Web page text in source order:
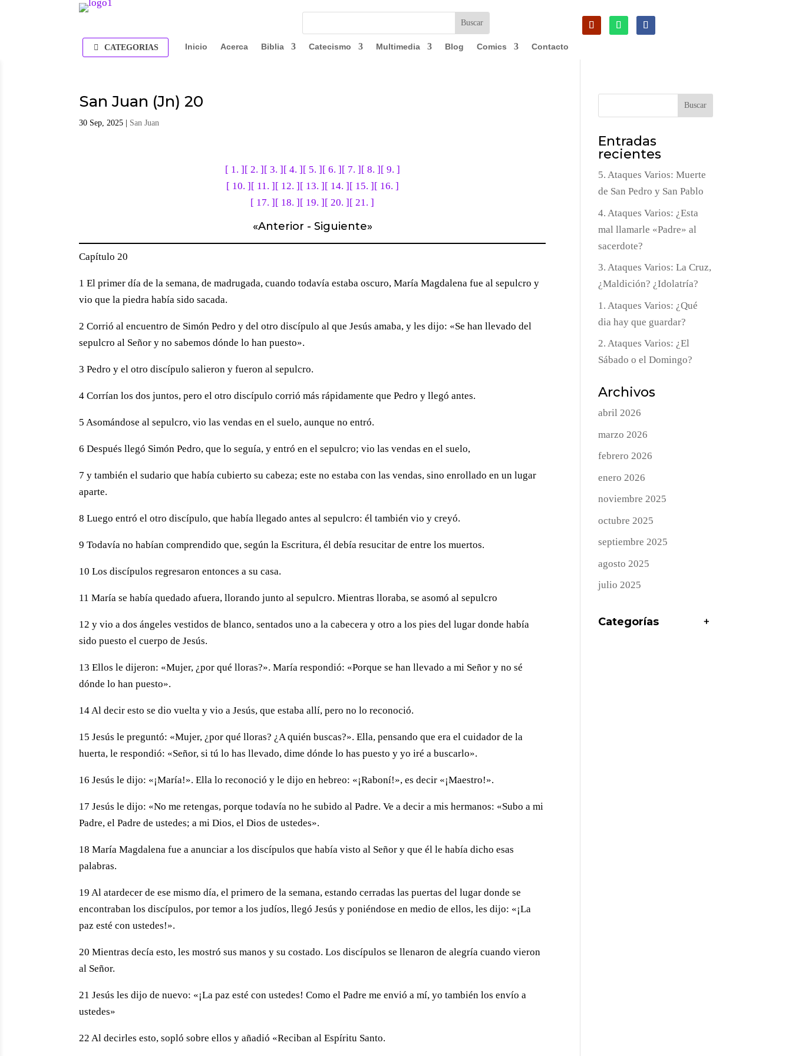
CATEGORIAS Inicio Acerca Biblia Catecismo Multimedia Blog Comics Contacto
San Juan (Jn) 20
30 Sep, 2025 San Juan
[ 1. ] [ 2. ] [ 3. ] [ 4. ] [ 5. ] [ 6. ] [ 7. ] [ 8. ] [ 9. ]
[ 10. ] [ 11. ] [ 12. ] [ 13. ] [ 14. ] [ 15. ] [ 16. ]
[ 17. ] [ 18. ] [ 19. ] [ 20. ] [ 21. ]
«Anterior - Siguiente»
Capítulo 20
1 El primer día de la semana, de madrugada, cuando todavía estaba oscuro, María Magdalena fue al sepulcro y
vio que la piedra había sido sacada.
2 Corrió al encuentro de Simón Pedro y del otro discípulo al que Jesús amaba, y les dijo: «Se han llevado del
sepulcro al Señor y no sabemos dónde lo han puesto».
3 Pedro y el otro discípulo salieron y fueron al sepulcro.
4 Corrían los dos juntos, pero el otro discípulo corrió más rápidamente que Pedro y llegó antes.
5 Asomándose al sepulcro, vio las vendas en el suelo, aunque no entró.
6 Después llegó Simón Pedro, que lo seguía, y entró en el sepulcro; vio las vendas en el suelo,
7 y también el sudario que había cubierto su cabeza; este no estaba con las vendas, sino enrollado en un lugar
aparte.
8 Luego entró el otro discípulo, que había llegado antes al sepulcro: él también vio y creyó.
9 Todavía no habían comprendido que, según la Escritura, él debía resucitar de entre los muertos.
10 Los discípulos regresaron entonces a su casa.
11 María se había quedado afuera, llorando junto al sepulcro. Mientras lloraba, se asomó al sepulcro
12 y vio a dos ángeles vestidos de blanco, sentados uno a la cabecera y otro a los pies del lugar donde había
sido puesto el cuerpo de Jesús.
13 Ellos le dijeron: «Mujer, ¿por qué lloras?». María respondió: «Porque se han llevado a mi Señor y no sé
dónde lo han puesto».
14 Al decir esto se dio vuelta y vio a Jesús, que estaba allí, pero no lo reconoció.
15 Jesús le preguntó: «Mujer, ¿por qué lloras? ¿A quién buscas?». Ella, pensando que era el cuidador de la
huerta, le respondió: «Señor, si tú lo has llevado, dime dónde lo has puesto y yo iré a buscarlo».
16 Jesús le dijo: «¡María!». Ella lo reconoció y le dijo en hebreo: «¡Raboní!», es decir «¡Maestro!».
17 Jesús le dijo: «No me retengas, porque todavía no he subido al Padre. Ve a decir a mis hermanos: «Subo a mi
Padre, el Padre de ustedes; a mi Dios, el Dios de ustedes».
18 María Magdalena fue a anunciar a los discípulos que había visto al Señor y que él le había dicho esas
palabras.
19 Al atardecer de ese mismo día, el primero de la semana, estando cerradas las puertas del lugar donde se
encontraban los discípulos, por temor a los judíos, llegó Jesús y poniéndose en medio de ellos, les dijo: «¡La
paz esté con ustedes!».
20 Mientras decía esto, les mostró sus manos y su costado. Los discípulos se llenaron de alegría cuando vieron
al Señor.
21 Jesús les dijo de nuevo: «¡La paz esté con ustedes! Como el Padre me envió a mí, yo también los envío a
ustedes»
22 Al decirles esto, sopló sobre ellos y añadió «Reciban al Espíritu Santo.
Buscar
Entradas
recientes
5. Ataques Varios: Muerte
de San Pedro y San Pablo
4. Ataques Varios: ¿Esta
mal llamarle «Padre» al
sacerdote?
3. Ataques Varios: La Cruz,
¿Maldición? ¿Idolatría?
1. Ataques Varios: ¿Qué
dia hay que guardar?
2. Ataques Varios: ¿El
Sábado o el Domingo?
Archivos
abril 2026
marzo 2026
febrero 2026
enero 2026
noviembre 2025
octubre 2025
septiembre 2025
agosto 2025
julio 2025
Categorías +